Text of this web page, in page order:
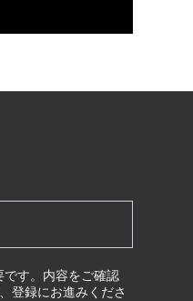
です。内容をご確認
登録にお進みくださ